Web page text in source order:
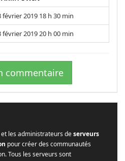
février 2019 18 h 30 min
février 2019 20 h 00 min
commentaire
les administrateurs deserveurs
pour créer des communautés
Tous les serveurs sont